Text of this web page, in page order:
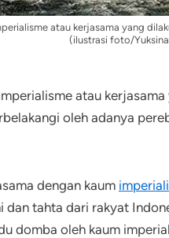
atau kerjasama yang
(ilustrasi foto/
atau
oleh adanya
dengan kaum
dan tahta dari rakyat
domba oleh kaum